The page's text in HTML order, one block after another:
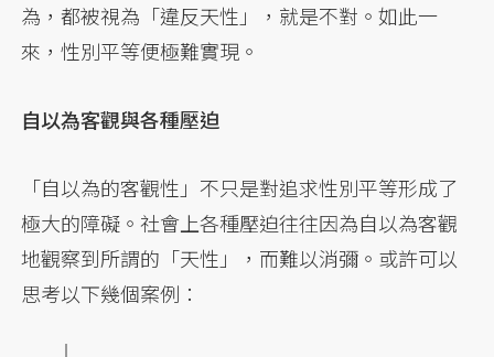
為，都被視為「違反天性」，就是不對。如此一
來，性別平等便極難實現。
自以為客觀與各種壓迫
「自以為的客觀性」不只是對追求性別平等形成了
極大的障礙。社會上各種壓迫往往因為自以為客觀
地觀察到所謂的「天性」，而難以消彌。或許可以
思考以下幾個案例：